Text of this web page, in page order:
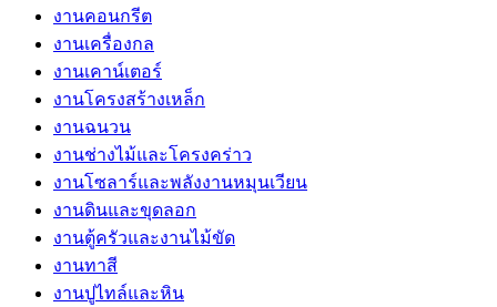
งานคอนกรีต
งานเครื่องกล
งานเคาน์เตอร์
งานโครงสร้างเหล็ก
งานฉนวน
งานช่างไม้และโครงคร่าว
งานโซลาร์และพลังงานหมุนเวียน
งานดินและขุดลอก
งานตู้ครัวและงานไม้ขัด
งานทาสี
งานปูไทล์และหิน